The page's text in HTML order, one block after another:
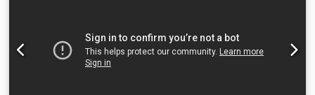
del IVA: El IVA es deducible para las empresas Entrega y
aceptación de vehículos usados posibles en cualquier
momento para todos los productos de la industria Lukas